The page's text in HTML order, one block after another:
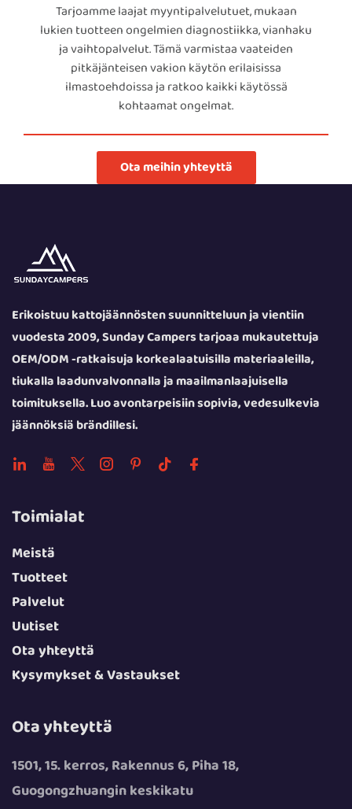
Tarjoamme laajat myyntipalvelutuet, mukaan
lukien tuotteen ongelmien diagnostiikka, vianhaku
ja vaihtopalvelut. Tämä varmistaa vaateiden
pitkäjänteisen vakion käytön erilaisissa
ilmastoehdoissa ja ratkoo kaikki käytössä
kohtaamat ongelmat.
Ota meihin yhteyttä
Erikoistuu kattojäännösten suunnitteluun ja vientiin
vuodesta 2009, Sunday Campers tarjoaa mukautettuja
OEM/ODM -ratkaisuja korkealaatuisilla materiaaleilla,
tiukalla laadunvalvonnalla ja maailmanlaajuisella
toimituksella. Luo avontarpeisiin sopivia, vedesulkevia
jäännöksiä brändillesi.
Toimialat
Meistä
Tuotteet
Palvelut
Uutiset
Ota yhteyttä
Kysymykset & Vastaukset
Ota yhteyttä
1501, 15. kerros, Rakennus 6, Piha 18,
Guogongzhuangin keskikatu